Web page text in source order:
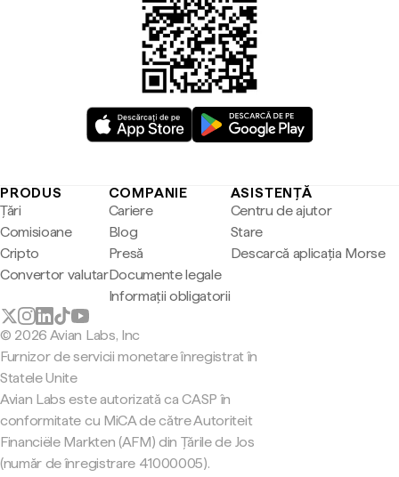
PRODUS
Țări
Comisioane
Cripto
Convertor valutar
COMPANIE
Cariere
Blog
Presă
Documente legale
Informații obligatorii
ASISTENȚĂ
Centru de ajutor
Stare
Descarcă aplicația Morse
© 2026 Avian Labs, Inc
Furnizor de servicii monetare înregistrat în
Statele Unite
Avian Labs este autorizată ca CASP în
conformitate cu MiCA de către Autoriteit
Financiële Markten (AFM) din Țările de Jos
(număr de înregistrare 41000005).